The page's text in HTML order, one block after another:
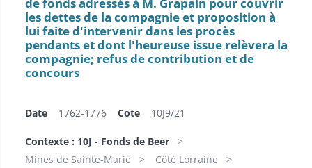
les dettes de la compagnie et proposition à
lui faite d'intervenir dans les procès
pendants et dont l'heureuse issue relèvera la
compagnie; refus de contribution et de
concours
Date 1762-1776 Cote 10J9/21
Contexte : 10J - Fonds de Beer
Mines de Sainte-Marie
Côté Lorraine